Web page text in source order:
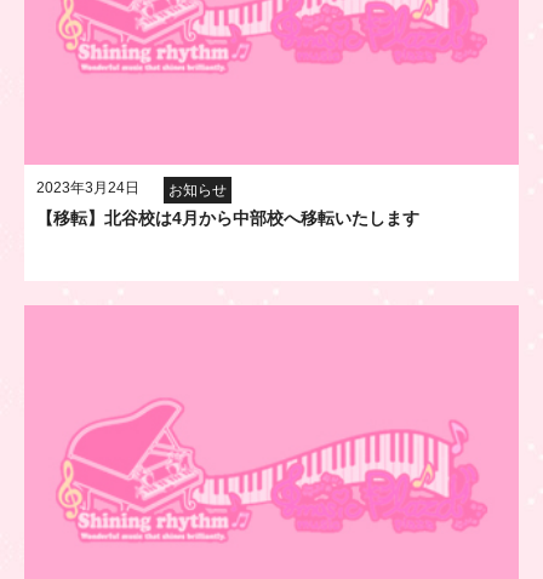
2023年3月24日 お知らせ
【移転】北谷校は4月から中部校へ移転いたします